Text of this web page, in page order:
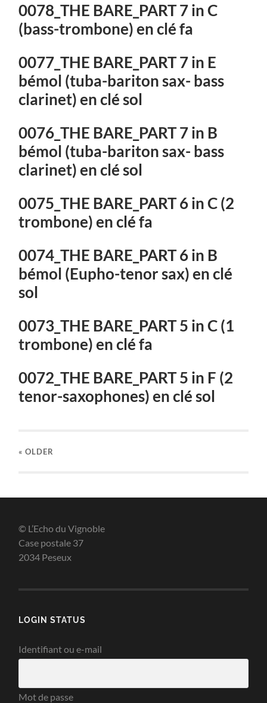
0078_THE BARE_PART 7 in C
(bass-trombone) en clé fa
0077_THE BARE_PART 7 in E
bémol (tuba-bariton sax- bass
clarinet) en clé sol
0076_THE BARE_PART 7 in B
bémol (tuba-bariton sax- bass
clarinet) en clé sol
0075_THE BARE_PART 6 in C (2
trombone) en clé fa
0074_THE BARE_PART 6 in B
bémol (Eupho-tenor sax) en clé
sol
0073_THE BARE_PART 5 in C (1
trombone) en clé fa
0072_THE BARE_PART 5 in F (2
tenor-saxophones) en clé sol
« OLDER
© L’Echo du Vignoble
Case postale 37
2034 Peseux
LOGIN STATUS
Identifiant ou e-mail
Mot de passe